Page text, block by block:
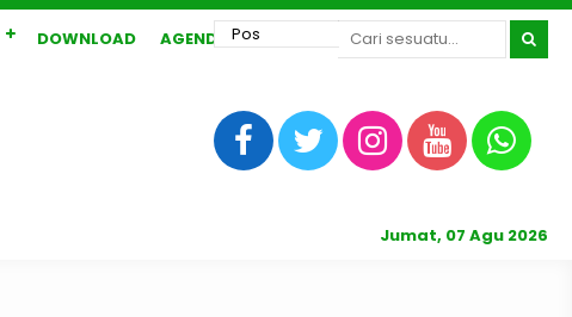
DOWNLOAD AGENDA
Jumat, 07 Agu 2026